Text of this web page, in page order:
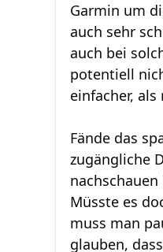
Garmin um
auch sehr
auch bei
potentiell
einfacher,
Fände das
zugängliche
Müsste es
muss man
glauben,